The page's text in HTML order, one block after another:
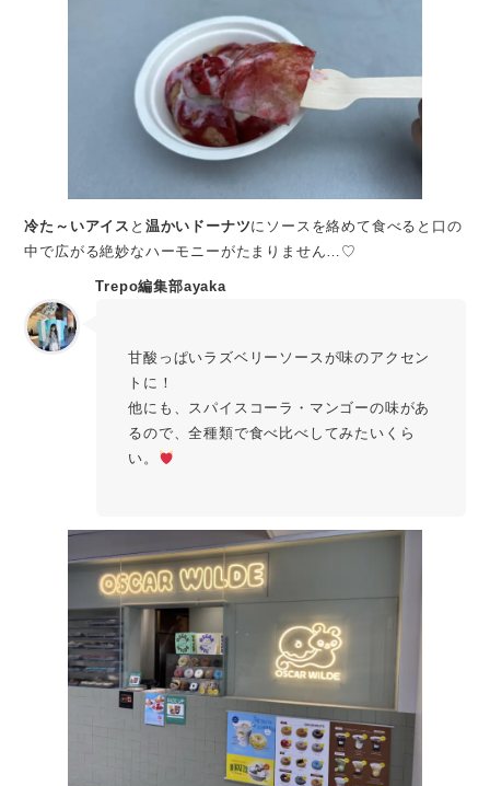
冷た～いアイス と 温かいドーナツにソースを絡めて食べると口の
中で広がる絶妙なハーモニーがたまりません…♡
Trepo編集部ayaka
甘酸っぱいラズベリーソースが味のアクセン
トに！
他にも、スパイスコーラ・マンゴーの味があ
るので、全種類で食べ比べしてみたいくら
い。